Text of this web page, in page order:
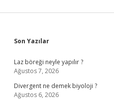
Sidebar
Son Yazılar
Laz böreği neyle yapılır ?
Ağustos 7, 2026
Divergent ne demek biyoloji ?
Ağustos 6, 2026